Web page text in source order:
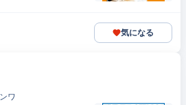
気になる
ワ